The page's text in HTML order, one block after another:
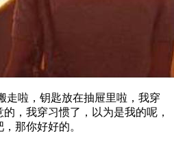
走啦，钥匙放在抽屉里啦，我穿
，我穿习惯了，以为是我的呢，
那你好好的。